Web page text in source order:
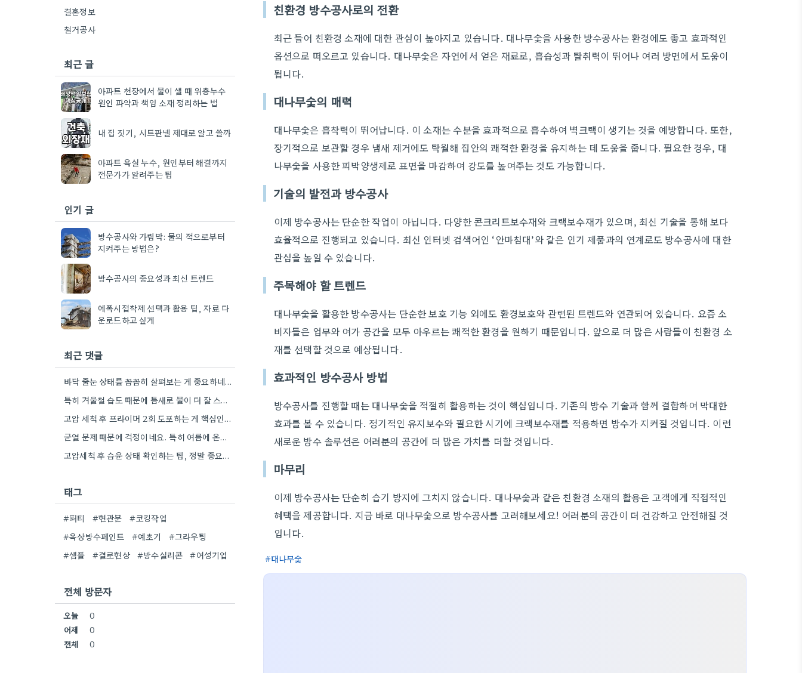
친환경 방수공사로의 전환
최근 들어 친환경 소재에 대한 관심이 높아지고 있습니다. 대나무숯을 사용한 방수공사는 환경에도 좋고 효과적인
옵션으로 떠오르고 있습니다. 대나무숯은 자연에서 얻은 재료로, 흡습성과 탈취력이 뛰어나 여러 방면에서 도움이
됩니다.
대나무숯의 매력
대나무숯은 흡착력이 뛰어납니다. 이 소재는 수분을 효과적으로 흡수하여 벽크랙이 생기는 것을 예방합니다. 또한,
장기적으로 보관할 경우 냄새 제거에도 탁월해 집안의 쾌적한 환경을 유지하는 데 도움을 줍니다. 필요한 경우, 대
나무숯을 사용한 피막양생제로 표면을 마감하여 강도를 높여주는 것도 가능합니다.
기술의 발전과 방수공사
이제 방수공사는 단순한 작업이 아닙니다. 다양한 콘크리트보수재와 크랙보수재가 있으며, 최신 기술을 통해 보다
효율적으로 진행되고 있습니다. 최신 인터넷 검색어인 ‘안마침대’와 같은 인기 제품과의 연계로도 방수공사에 대한
관심을 높일 수 있습니다.
주목해야 할 트렌드
대나무숯을 활용한 방수공사는 단순한 보호 기능 외에도 환경보호와 관련된 트렌드와 연관되어 있습니다. 요즘 소
비자들은 업무와 여가 공간을 모두 아우르는 쾌적한 환경을 원하기 때문입니다. 앞으로 더 많은 사람들이 친환경 소
재를 선택할 것으로 예상됩니다.
효과적인 방수공사 방법
방수공사를 진행할 때는 대나무숯을 적절히 활용하는 것이 핵심입니다. 기존의 방수 기술과 함께 결합하여 막대한
효과를 볼 수 있습니다. 정기적인 유지보수와 필요한 시기에 크랙보수재를 적용하면 방수가 지켜질 것입니다. 이런
새로운 방수 솔루션은 여러분의 공간에 더 많은 가치를 더할 것입니다.
마무리
이제 방수공사는 단순히 습기 방지에 그치지 않습니다. 대나무숯과 같은 친환경 소재의 활용은 고객에게 직접적인
혜택을 제공합니다. 지금 바로 대나무숯으로 방수공사를 고려해보세요! 여러분의 공간이 더 건강하고 안전해질 것
입니다.
대나무숯
결혼정보
철거공사
최근 글
아파트 천장에서 물이 샐 때 위층누수
원인 파악과 책임 소재 정리하는 법
내 집 짓기, 시트판넬 제대로 알고 쓸까
아파트 욕실 누수, 원인부터 해결까지
전문가가 알려주는 팁
인기 글
방수공사와 가림막: 물의 적으로부터
지켜주는 방법은?
방수공사의 중요성과 최신 트렌드
에폭시접착제 선택과 활용 팁, 자료 다
운로드하고 싶게
최근 댓글
바닥 줄눈 상태를 꼼꼼히 살펴보는 게 중요하네요. 오래된 아파트라면 줄눈부터 망가지기 쉬울 것 같아요.
특히 겨울철 습도 때문에 틈새로 물이 더 잘 스며드는 것 같아요. 오래된 건물일수록 이런 부분에…
고압 세척 후 프라이머 2회 도포하는 게 핵심인 것 같아요. 벽의 상태에 따라 흡수율이 달라지니까,…
균열 문제 때문에 걱정이네요. 특히 여름에 온도 변화가 심하면 더 흔할 텐데, 시공 전에 충분한…
고압세척 후 습윤 상태 확인하는 팁, 정말 중요하네요. 콘크리트 양생 기간도 꼼꼼히 확인해야 하는 것…
태그
#퍼티 #현관문
#코킹작업
#옥상방수페인트
#예초기
#그라우팅
#샘플
#결로현상 #방수실리콘 #여성기업
전체 방문자
오늘
0
어제
0
전체
0